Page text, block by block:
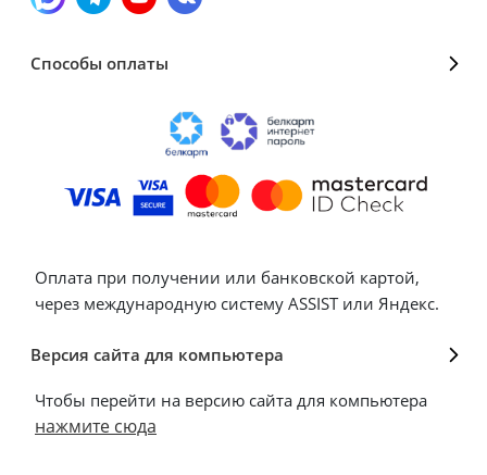
Способы оплаты
Оплата при получении или банковской картой,
через международную систему ASSIST или Яндекс.
Версия сайта для компьютера
Чтобы перейти на версию сайта для компьютера
нажмите сюда